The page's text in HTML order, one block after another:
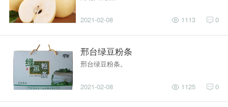
2021-02-08 0
1113
邢台绿豆粉条
邢台绿豆粉条。
2021-02-08 0
1125